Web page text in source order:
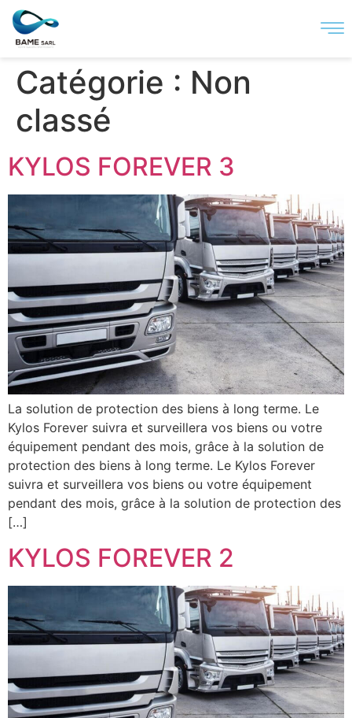
Catégorie : Non
classé
KYLOS FOREVER 3
La solution de protection des biens à long terme. Le
Kylos Forever suivra et surveillera vos biens ou votre
équipement pendant des mois, grâce à la solution de
protection des biens à long terme. Le Kylos Forever
suivra et surveillera vos biens ou votre équipement
pendant des mois, grâce à la solution de protection des
[…]
KYLOS FOREVER 2